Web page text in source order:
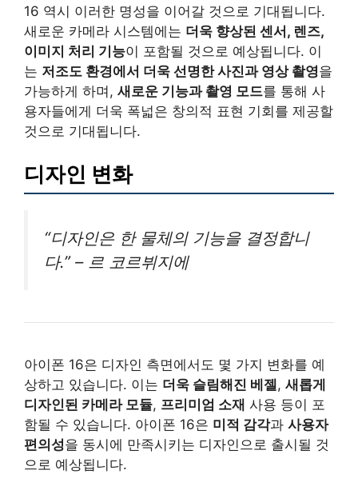
16 역시 이러한 명성을 이어갈 것으로 기대됩니다.
새로운 카메라 시스템에는 더욱 향상된 센서, 렌즈,
이미지 처리 기능이 포함될 것으로 예상됩니다. 이
는 저조도 환경에서 더욱 선명한 사진과 영상 촬영을
가능하게 하며, 새로운 기능과 촬영 모드를 통해 사
용자들에게 더욱 폭넓은 창의적 표현 기회를 제공할
것으로 기대됩니다.
디자인 변화
“디자인은 한 물체의 기능을 결정합니
다.” – 르 코르뷔지에
아이폰 16은 디자인 측면에서도 몇 가지 변화를 예
상하고 있습니다. 이는 더욱 슬림해진 베젤, 새롭게
디자인된 카메라 모듈, 프리미엄 소재 사용 등이 포
함될 수 있습니다. 아이폰 16은 미적 감각과 사용자
편의성을 동시에 만족시키는 디자인으로 출시될 것
으로 예상됩니다.